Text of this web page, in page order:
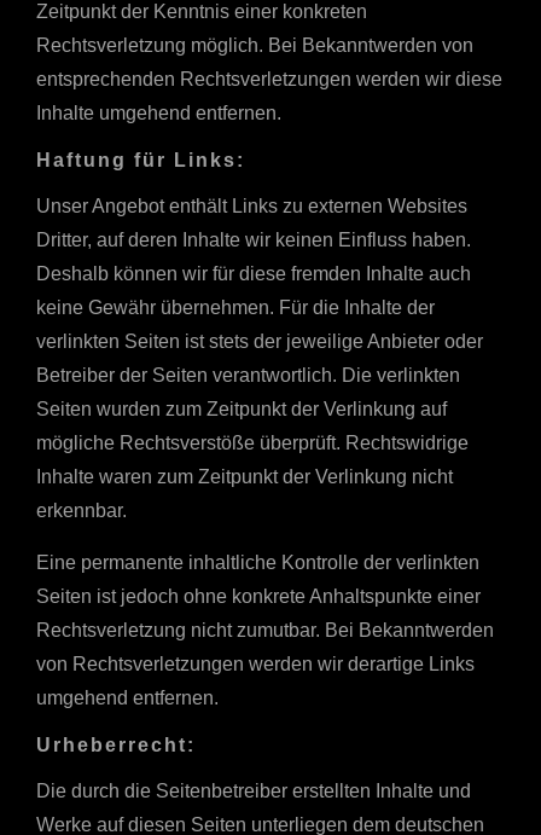
Zeitpunkt der Kenntnis einer konkreten
Rechtsverletzung möglich. Bei Bekanntwerden von
entsprechenden Rechtsverletzungen werden wir diese
Inhalte umgehend entfernen.
Haftung für Links:
Unser Angebot enthält Links zu externen Websites
Dritter, auf deren Inhalte wir keinen Einfluss haben.
Deshalb können wir für diese fremden Inhalte auch
keine Gewähr übernehmen. Für die Inhalte der
verlinkten Seiten ist stets der jeweilige Anbieter oder
Betreiber der Seiten verantwortlich. Die verlinkten
Seiten wurden zum Zeitpunkt der Verlinkung auf
mögliche Rechtsverstöße überprüft. Rechtswidrige
Inhalte waren zum Zeitpunkt der Verlinkung nicht
erkennbar.
Eine permanente inhaltliche Kontrolle der verlinkten
Seiten ist jedoch ohne konkrete Anhaltspunkte einer
Rechtsverletzung nicht zumutbar. Bei Bekanntwerden
von Rechtsverletzungen werden wir derartige Links
umgehend entfernen.
Urheberrecht:
Die durch die Seitenbetreiber erstellten Inhalte und
Werke auf diesen Seiten unterliegen dem deutschen